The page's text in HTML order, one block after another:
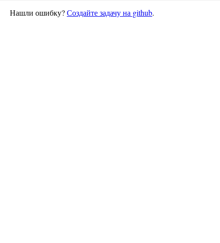
Нашли ошибку?Создайте задачу на github.